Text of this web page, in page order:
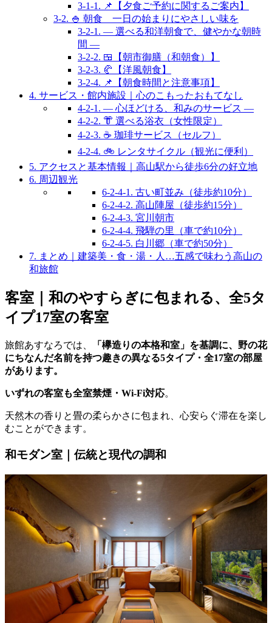
3-1-1. 📌【夕食ご予約に関するご案内】
3-2. 🍚 朝食 一日の始まりにやさしい味を
3-2-1. ― 選べる和洋朝食で、健やかな朝時
間 ―
3-2-2. 🍱【朝市御膳（和朝食）】
3-2-3. 🥐【洋風朝食】
3-2-4. 📌【朝食時間と注意事項】
4. サービス・館内施設｜心のこもったおもてなし
4-2-1. ― 心ほどける、和みのサービス ―
4-2-2. 👘 選べる浴衣（女性限定）
4-2-3. ☕ 珈琲サービス（セルフ）
4-2-4. 🚲 レンタサイクル（観光に便利）
5. アクセスと基本情報｜高山駅から徒歩6分の好立地
6. 周辺観光
6-2-4-1. 古い町並み（徒歩約10分）
6-2-4-2. 高山陣屋（徒歩約15分）
6-2-4-3. 宮川朝市
6-2-4-4. 飛騨の里（車で約10分）
6-2-4-5. 白川郷（車で約50分）
7. まとめ｜建築美・食・湯・人…五感で味わう高山の
和旅館
客室｜和のやすらぎに包まれる、全5タ
イプ17室の客室
旅館あすなろでは、
「欅造りの本格和室」を基調に、野の花
にちなんだ名前を持つ趣きの異なる5タイプ・全17室の部屋
があります。
いずれの客室も全室禁煙・Wi-Fi対応。
天然木の香りと畳の柔らかさに包まれ、心安らぐ滞在を楽し
むことができます。
和モダン室｜伝統と現代の調和